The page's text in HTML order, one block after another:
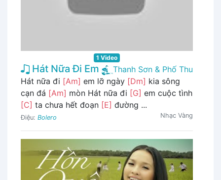
1 Video
Hát Nữa Đi Em
Thanh Sơn & Phố Thu
Hát nữa đi [Am] em lỡ ngày [Dm] kia sông
cạn đá [Am] mòn Hát nữa đi [G] em cuộc tình
[C] ta chưa hết đoạn [E] đường ...
Điệu: Bolero Nhạc Vàng